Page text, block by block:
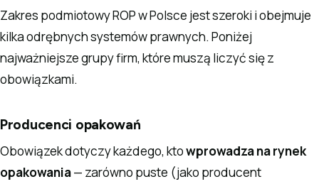
Zakres podmiotowy ROP w Polsce jest szeroki i obejmuje
kilka odrębnych systemów prawnych. Poniżej
najważniejsze grupy firm, które muszą liczyć się z
obowiązkami.
Producenci opakowań
Obowiązek dotyczy każdego, ktowprowadza na rynek
opakowania— zarówno puste (jako producent